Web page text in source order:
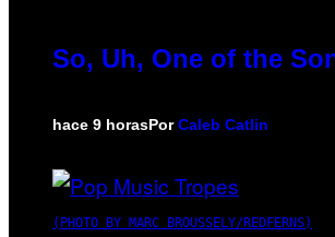
So, Uh, One of the
hace 9 horasPorCaleb Catlin
(PHOTO BY MARC BROUSSELY/REDFERNS)